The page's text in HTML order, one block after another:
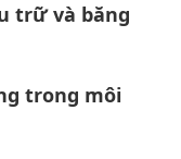
trữ và băng
trong môi